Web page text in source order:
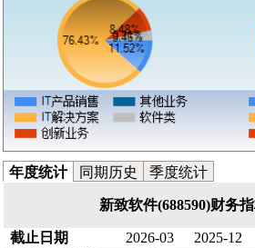
年度统计 同期历史 季度统计
新致软件(688590)财务
截止日期 2026-03 2025-12